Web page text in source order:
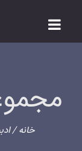
خانه/